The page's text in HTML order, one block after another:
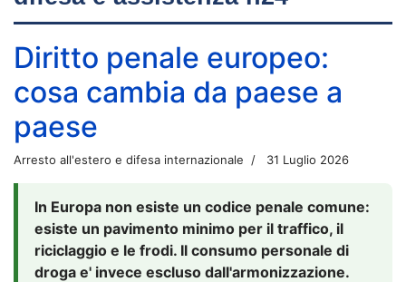
Diritto penale europeo:
cosa cambia da paese a
paese
Arresto all'estero e difesa internazionale 31 Luglio 2026
In Europa non esiste un codice penale comune:
esiste un pavimento minimo per il traffico, il
riciclaggio e le frodi. Il consumo personale di
droga e' invece escluso dall'armonizzazione.